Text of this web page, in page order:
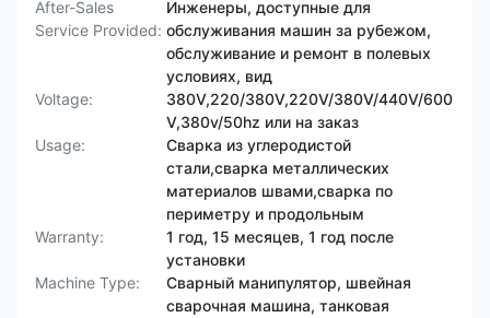
After-Sales
Service Provided:
Инженеры, доступные для
обслуживания машин за рубежом,
обслуживание и ремонт в полевых
условиях, вид
Voltage:
380V,220/380V,220V/380V/440V/600
V,380v/50hz или на заказ
Usage:
Сварка из углеродистой
стали,сварка металлических
материалов швами,сварка по
периметру и продольным
Warranty:
1 год, 15 месяцев, 1 год после
установки
Machine Type:
Сварный манипулятор, швейная
сварочная машина, танковая